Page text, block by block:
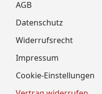
AGB
Datenschutz
Widerrufsrecht
Impressum
Cookie-Einstellungen